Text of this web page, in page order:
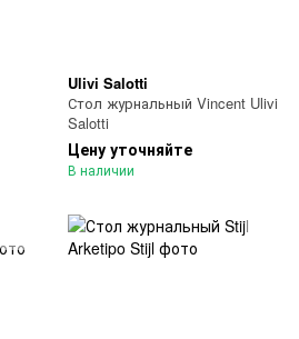
Ulivi Salotti
Стол журнальный Vincent Ulivi
Salotti
Цену уточняйте
В наличии